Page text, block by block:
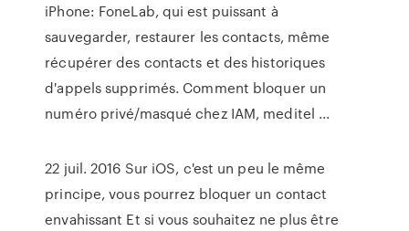
iPhone: FoneLab, qui est puissant à
sauvegarder, restaurer les contacts, même
récupérer des contacts et des historiques
d'appels supprimés. Comment bloquer un
numéro privé/masqué chez IAM, meditel ...
22 juil. 2016 Sur iOS, c'est un peu le même
principe, vous pourrez bloquer un contact
envahissant Et si vous souhaitez ne plus être